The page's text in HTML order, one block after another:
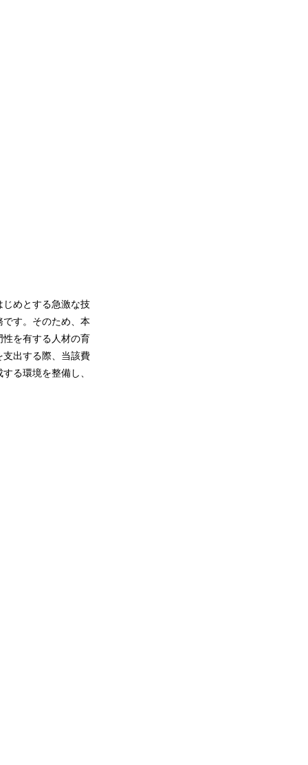
めとする急激な技
す。そのため、本
を有する人材の育
支出する際、当該費
る環境を整備し、